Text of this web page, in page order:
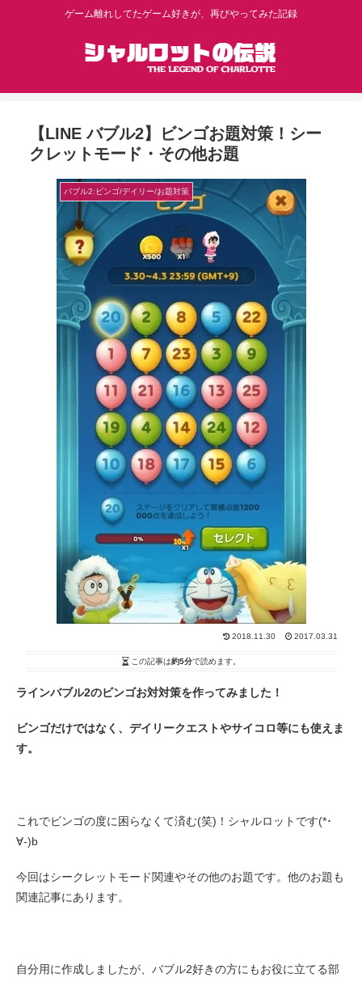
ゲーム離れしてたゲーム好きが、再びやってみた記録
【LINE バブル2】ビンゴお題対策！シー
クレットモード・その他お題
バブル2:ビンゴ/デイリー/お題対策
2018.11.30 2017.03.31
この記事は約5分で読めます。
ラインバブル2のビンゴお対対策を作ってみました！
ビンゴだけではなく、デイリークエストやサイコロ等にも使えま
す。
これでビンゴの度に困らなくて済む(笑)！シャルロットです(*･
∀-)b
今回はシークレットモード関連やその他のお題です。他のお題も
関連記事にあります。
自分用に作成しましたが、バブル2好きの方にもお役に立てる部